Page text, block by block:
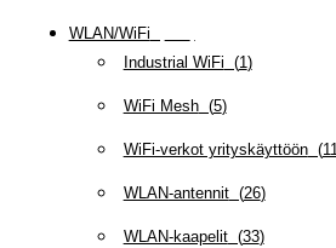
WLAN/WiFi
Industrial WiFi (1 )
WiFi Mesh(5)
WiFi-verkot yrityskäyttöön(11
WLAN-antennit(26)
WLAN-kaapelit(33)